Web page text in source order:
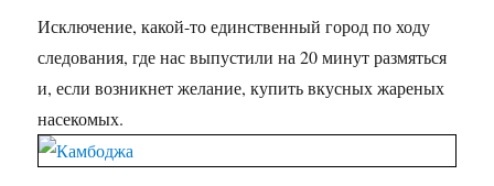
Исключение, какой-то единственный город по ходу
следования, где нас выпустили на 20 минут размяться
и, если возникнет желание, купить вкусных жареных
насекомых.